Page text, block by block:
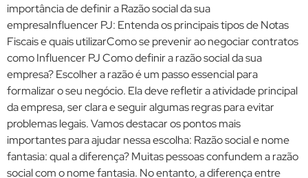
importância de definir a Razão social da sua
empresaInfluencer PJ: Entenda os principais tipos de Notas
Fiscais e quais utilizarComo se prevenir ao negociar contratos
como Influencer PJ Como definir a razão social da sua
empresa? Escolher a razão é um passo essencial para
formalizar o seu negócio. Ela deve refletir a atividade principal
da empresa, ser clara e seguir algumas regras para evitar
problemas legais. Vamos destacar os pontos mais
importantes para ajudar nessa escolha: Razão social e nome
fantasia: qual a diferença? Muitas pessoas confundem a razão
social com o nome fantasia. No entanto, a diferença entre